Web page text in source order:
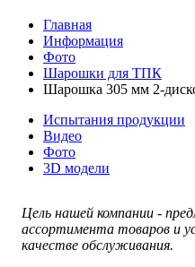
Главная
Информация
Фото
Шарошки для ТПК
Шарошка 305 мм 2-
Испытания продукции
Видео
Фото
3D модели
Цель нашей компании -
ассортимента товаров и
качестве обслуживания.